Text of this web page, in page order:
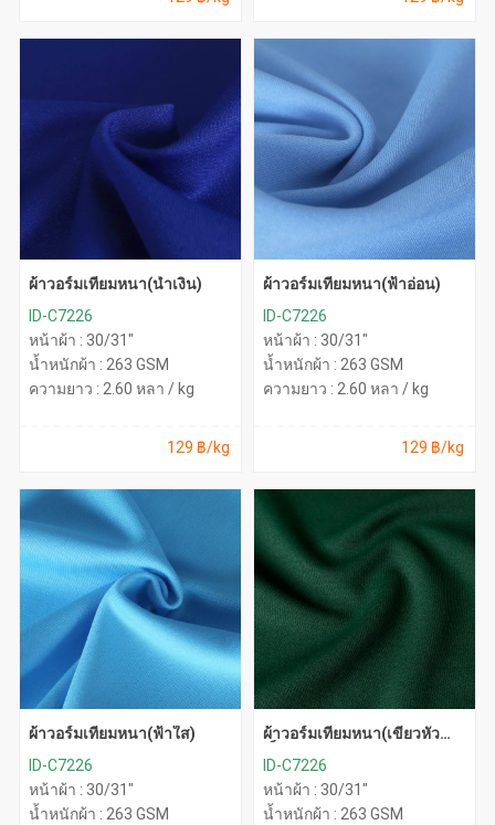
ผ้าวอร์มเทียมหนา(น้ำเงิน)
ID-C7226
หน้าผ้า : 30/31"
น้ำหนักผ้า : 263 GSM
ความยาว : 2.60 หลา / kg
129 ฿/kg
ผ้าวอร์มเทียมหนา(ฟ้าอ่อน)
ID-C7226
หน้าผ้า : 30/31"
น้ำหนักผ้า : 263 GSM
ความยาว : 2.60 หลา / kg
129 ฿/kg
ผ้าวอร์มเทียมหนา(ฟ้าใส)
ID-C7226
หน้าผ้า : 30/31"
น้ำหนักผ้า : 263 GSM
ผ้าวอร์มเทียมหนา(เขียวหัว
ID-C7226
หน้าผ้า : 30/31"
น้ำหนักผ้า : 263 GSM